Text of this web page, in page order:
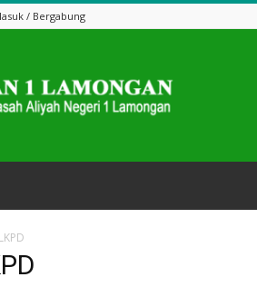
/ Bergabung
LKPD